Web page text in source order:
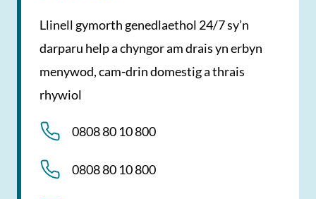
Llinell gymorth genedlaethol 24/7 sy’n
darparu help a chyngor am drais yn erbyn
menywod, cam-drin domestig a thrais
rhywiol
0808 80 10 800
0808 80 10 800